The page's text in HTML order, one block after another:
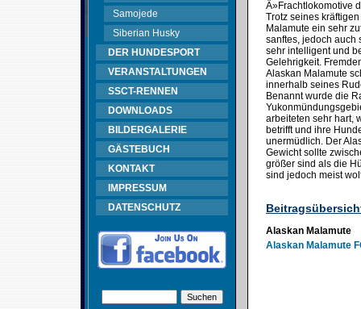
Samojede
Siberian Husky
DER HUNDESPORT
VERANSTALTUNGEN
SSCT-RENNEN
DOWNLOADS
BILDERGALERIE
GÄSTEBUCH
KONTAKT
IMPRESSUM
DATENSCHUTZ
Â»Frachtlokomotive
Trotz seines
Malamute ein sehr
sanftes, jedoch auch
sehr intelligent und
Gelehrigkeit.
Alaskan Malamute
innerhalb seines
Benannt wurde die
arbeiteten sehr hart,
betrifft und ihre
unermüdlich. Der
Gewicht sollte
größer sind als die
sind jedoch meist
Alaskan Malamute
Alaskan Malamute